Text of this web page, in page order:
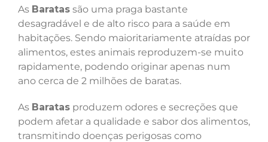
As Baratas são uma praga bastante
desagradável e de alto risco para a saúde em
habitações. Sendo maioritariamente atraídas por
alimentos, estes animais reproduzem-se muito
rapidamente, podendo originar apenas num
ano cerca de 2 milhões de baratas.
As Baratas produzem odores e secreções que
podem afetar a qualidade e sabor dos alimentos,
transmitindo doenças perigosas como